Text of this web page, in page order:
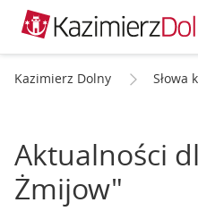
Kazimierz Dolny Słowa
Aktualności
Żmijow"